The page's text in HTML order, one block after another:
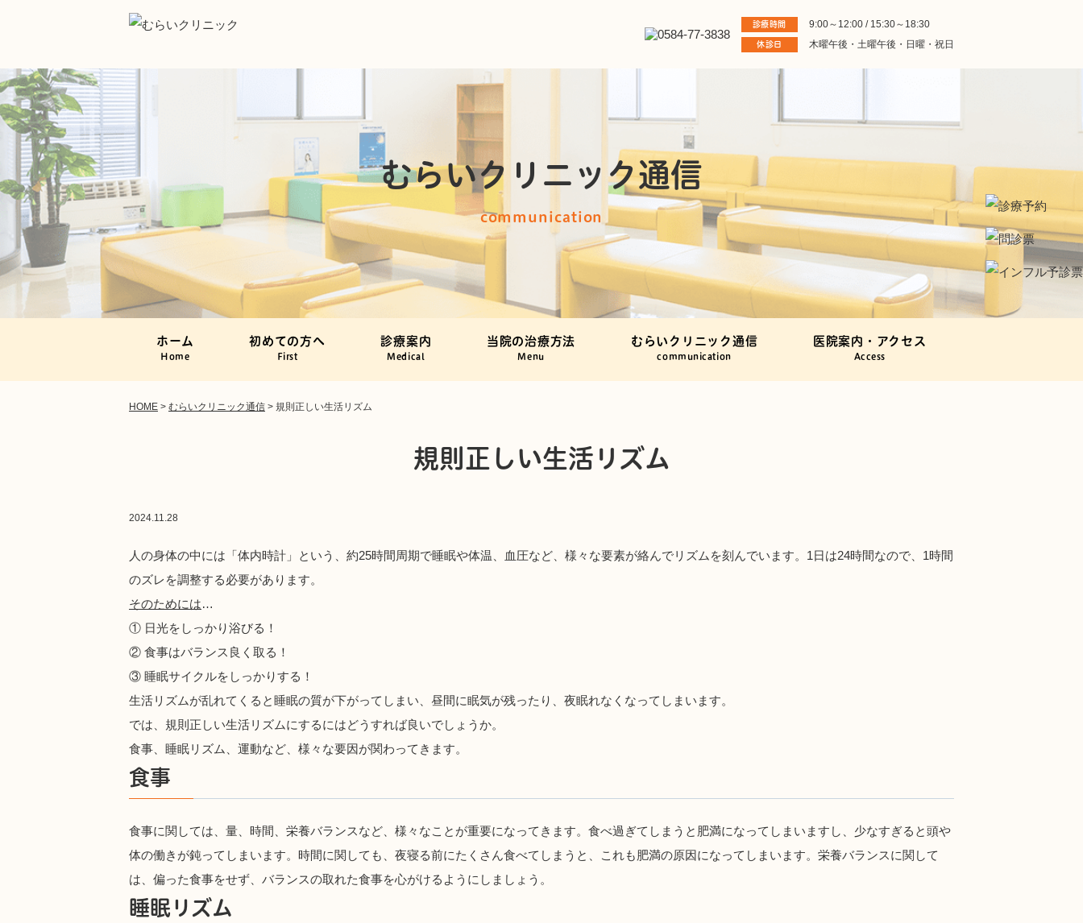
診療時間 9:00～12:00 / 15:30～18:30
休診日 木曜午後・土曜午後・日曜・祝日
むらいクリニック通信
communication
ホーム
Home
初めての方へ
First
診療案内
Medical
当院の治療方法
Menu
むらいクリニック通信
communication
医院案内・アクセス
Access
HOME > むらいクリニック通信 > 規則正しい生活リズム
規則正しい生活リズム
2024.11.28
人の身体の中には「体内時計」という、約25時間周期で睡眠や体温、血圧など、様々な要素が絡んでリズムを刻んでいます。1日は24時間なので、1時間
のズレを調整する必要があります。
そのためには…
① 日光をしっかり浴びる！
② 食事はバランス良く取る！
③ 睡眠サイクルをしっかりする！
生活リズムが乱れてくると睡眠の質が下がってしまい、昼間に眠気が残ったり、夜眠れなくなってしまいます。
では、規則正しい生活リズムにするにはどうすれば良いでしょうか。
食事、睡眠リズム、運動など、様々な要因が関わってきます。
食事
食事に関しては、量、時間、栄養バランスなど、様々なことが重要になってきます。食べ過ぎてしまうと肥満になってしまいますし、少なすぎると頭や
体の働きが鈍ってしまいます。時間に関しても、夜寝る前にたくさん食べてしまうと、これも肥満の原因になってしまいます。栄養バランスに関して
は、偏った食事をせず、バランスの取れた食事を心がけるようにしましょう。
睡眠リズム